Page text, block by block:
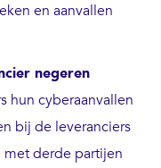
en aanvallen
negeren
hun cyberaanvallen
bij de leveranciers
met derde partijen